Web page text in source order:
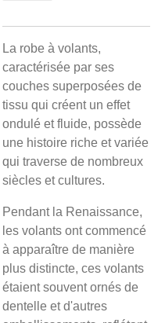
La robe à volants,
caractérisée par ses
couches superposées de
tissu qui créent un effet
ondulé et fluide, possède
une histoire riche et variée
qui traverse de nombreux
siècles et cultures.
Pendant la Renaissance,
les volants ont commencé
à apparaître de manière
plus distincte, ces volants
étaient souvent ornés de
dentelle et d'autres